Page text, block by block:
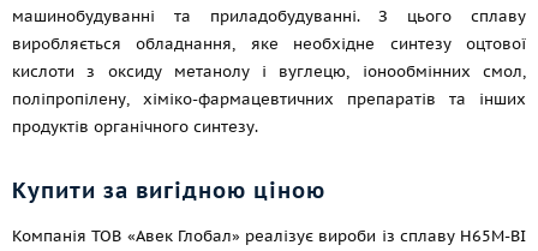
машинобудуванні та приладобудуванні. З цього сплаву
виробляється обладнання, яке необхідне синтезу оцтової
кислоти з оксиду метанолу і вуглецю, іонообмінних смол,
поліпропілену, хіміко-фармацевтичних препаратів та інших
продуктів органічного синтезу.
Купити за вигідною ціною
Компанія ТОВ «Авек Глобал» реалізує вироби із сплаву Н65М-ВІ